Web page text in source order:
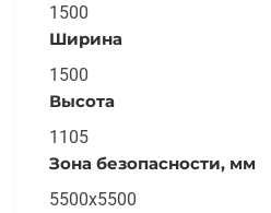
1500
Ширина
1500
Высота
1105
Зона безопасности, мм
5500x5500